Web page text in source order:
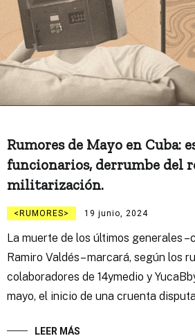
Rumores de Mayo en Cuba:
funcionarios, derrumbe del
militarización.
RUMORES 19 junio, 2024
La muerte de los últimos generales
Ramiro Valdés– marcará, según los
colaboradores de 14ymedio y
mayo, el inicio de una cruenta
LEER MÁS